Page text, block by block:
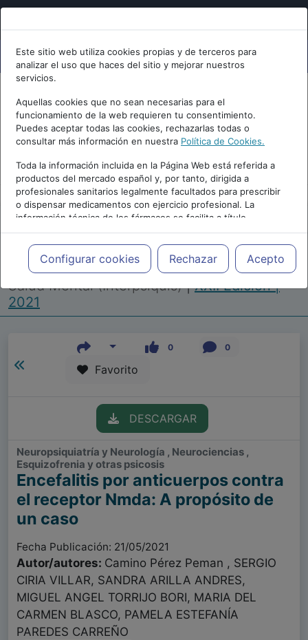
Este sitio web utiliza cookies propias y de terceros para
analizar el uso que haces del sitio y mejorar nuestros
servicios.
Aquellas cookies que no sean necesarias para el
funcionamiento de la web requieren tu consentimiento.
Puedes aceptar todas las cookies, rechazarlas todas o
consultar más información en nuestra Política de Cookies.
Toda la información incluida en la Página Web está referida a
productos del mercado español y, por tanto, dirigida a
profesionales sanitarios legalmente facultados para prescribir
o dispensar medicamentos con ejercicio profesional. La
información técnica de los fármacos se facilita a título
meramente informativo, siendo responsabilidad de los
profesionales facultados prescribir medicamentos y decidir, en
cada caso concreto, el tratamiento más adecuado a las
necesidades del paciente.
Configurar cookies Rechazar Acepto
Repositorio de Artículos |Congreso Virtual
Internacional de Psiquiatría, Psicología y
Salud Mental (Interpsiquis)|XXII Edición |
2021
0 0
Favorito
DESCARGAR
Neuropsiquiatría y Neurología , Neurociencias ,
Esquizofrenia y otras psicosis
Encefalitis por anticuerpos contra
el receptor Nmda: A propósito de
un caso
Fecha Publicación: 21/05/2021
Autor/autores: Camino Pérez Peman , SERGIO
CIRIA VILLAR, SANDRA ARILLA ANDRES,
MIGUEL ANGEL TORRIJO BORI, MARIA DEL
CARMEN BLASCO, PAMELA ESTEFANÍA
PAREDES CARREÑO